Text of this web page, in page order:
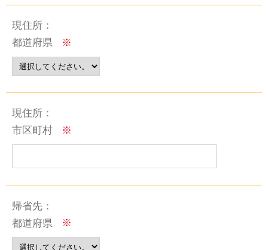
現住所：
都道府県
※
現住所：
市区町村
※
帰省先：
都道府県
※